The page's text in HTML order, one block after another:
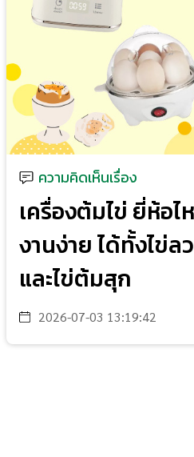
ความคิดเห็นเรื่อง
เครื่องต้มไข่ ยี่ห้อไ
งานง่าย ได้ทั้งไข่ล
และไข่ต้มสุก
2026-07-03 13:19:42